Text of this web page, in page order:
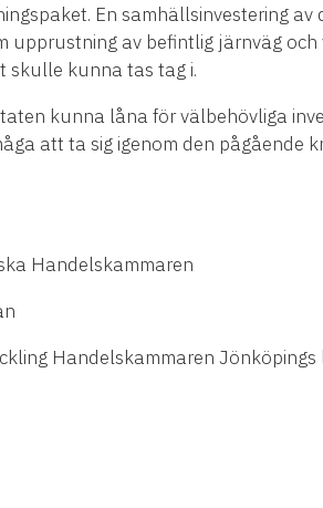
En samhällsinvestering
upprustning av befintlig järnväg
skulle kunna tas tag i.
kunna låna för välbehövliga
att ta sig igenom den pågående
Handelskammaren
Handelskammaren Jönköpings